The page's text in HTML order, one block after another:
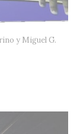
y Miguel G.